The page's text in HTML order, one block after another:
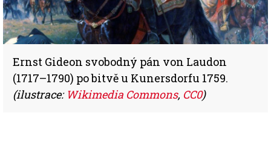
Ernst Gideon svobodný pán von Laudon
(1717–1790) po bitvě u Kunersdorfu 1759.
(ilustrace: Wikimedia Commons, CC0)